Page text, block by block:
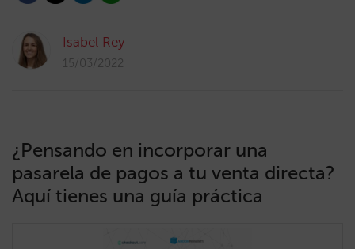
Isabel Rey
15/03/2022
¿Pensando en incorporar una
pasarela de pagos a tu venta directa?
Aquí tienes una guía práctica